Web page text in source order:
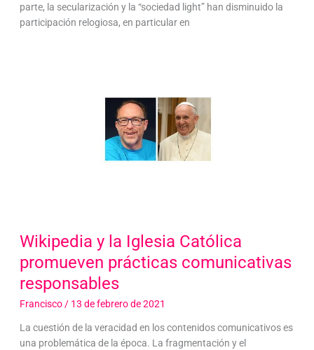
parte, la secularización y la “sociedad light” han disminuido la
participación relogiosa, en particular en
Wikipedia y la Iglesia Católica
promueven prácticas comunicativas
responsables
Francisco/ 13 de febrero de 2021
La cuestión de la veracidad en los contenidos comunicativos es
una problemática de la época. La fragmentación y el